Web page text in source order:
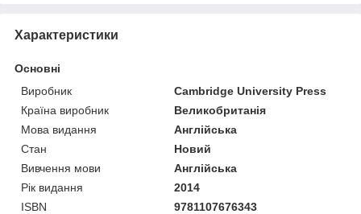
Характеристики
Основні
Виробник
Cambridge University Press
Країна виробник
Великобританія
Мова видання
Англійська
Стан
Новий
Вивчення мови
Англійська
Рік видання
2014
ISBN
9781107676343